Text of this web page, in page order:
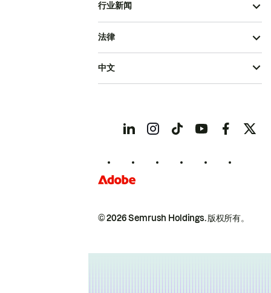
行业新闻
© 2026 Semrush Holdings.版权所有。
法律
中文